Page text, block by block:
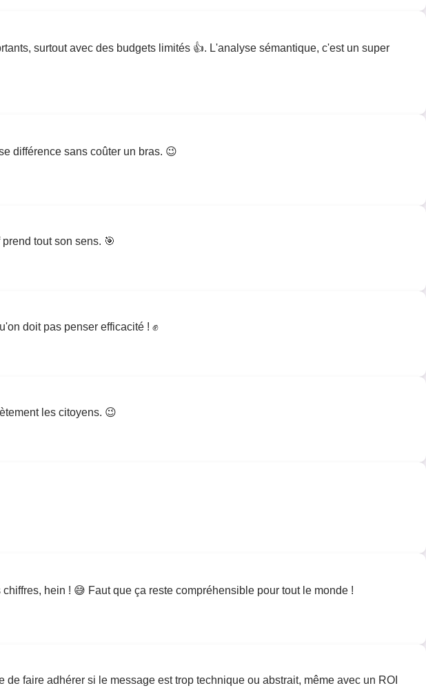
surtout avec des budgets limités 👍. L'analyse sémantique, c'est un super
différence sans coûter un bras. 😉
tout son sens. 🎯
doit pas penser efficacité ! ✊
les citoyens. 😉
hein ! 😅 Faut que ça reste compréhensible pour tout le monde !
faire adhérer si le message est trop technique ou abstrait, même avec un ROI